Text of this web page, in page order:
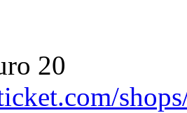
20